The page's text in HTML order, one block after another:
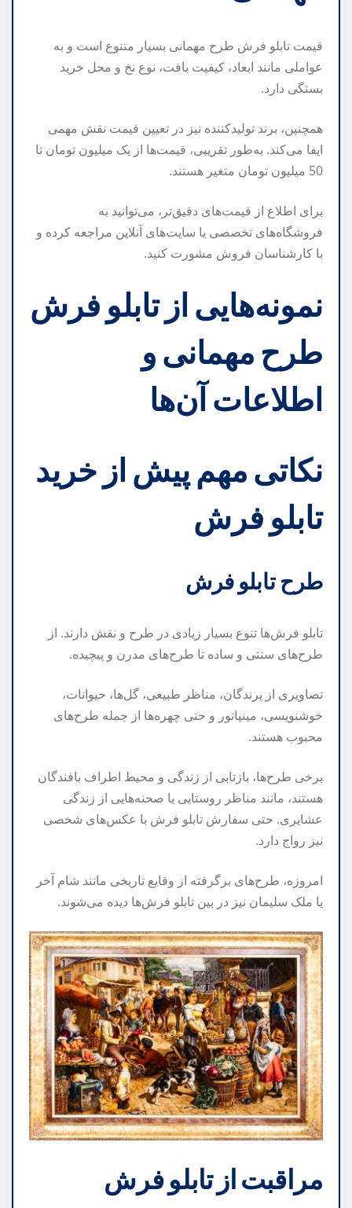
قیمت تابلو فرش طرح مهمانی بسیار متنوع است و به
عواملی مانند ابعاد، کیفیت بافت، نوع نخ و محل خرید
بستگی دارد.
همچنین، برند تولیدکننده نیز در تعیین قیمت نقش مهمی
ایفا می‌کند. به‌طور تقریبی، قیمت‌ها از یک میلیون تومان تا
50 میلیون تومان متغیر هستند.
برای اطلاع از قیمت‌های دقیق‌تر، می‌توانید به
فروشگاه‌های تخصصی یا سایت‌های آنلاین مراجعه کرده و
با کارشناسان فروش مشورت کنید.
نمونه‌هایی از تابلو فرش
طرح مهمانی و
اطلاعات آن‌ها
نکاتی مهم پیش از خرید
تابلو فرش
طرح تابلو فرش
تابلو فرش‌ها تنوع بسیار زیادی در طرح و نقش دارند. از
طرح‌های سنتی و ساده تا طرح‌های مدرن و پیچیده.
تصاویری از پرندگان، مناظر طبیعی، گل‌ها، حیوانات،
خوشنویسی، مینیاتور و حتی چهره‌ها از جمله طرح‌های
محبوب هستند.
برخی طرح‌ها، بازتابی از زندگی و محیط اطراف بافندگان
هستند، مانند مناظر روستایی یا صحنه‌هایی از زندگی
عشایری. حتی سفارش تابلو فرش با عکس‌های شخصی
نیز رواج دارد.
امروزه، طرح‌های برگرفته از وقایع تاریخی مانند شام آخر
یا ملک سلیمان نیز در بین تابلو فرش‌ها دیده می‌شوند.
مراقبت از تابلو فرش